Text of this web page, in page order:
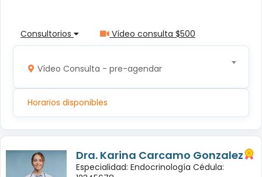
Consultorios Vídeo consulta $500
Vídeo Consulta - pre-agendar
Horarios disponibles
Dra. Karina Carcamo Gonzalez
Especialidad: Endocrinología Cédula: